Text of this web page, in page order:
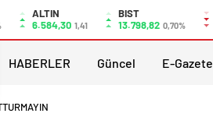
ALTIN
6.584,30 1,41
BIST
13.798,82 0,70%
HABERLER Güncel E-Gazete